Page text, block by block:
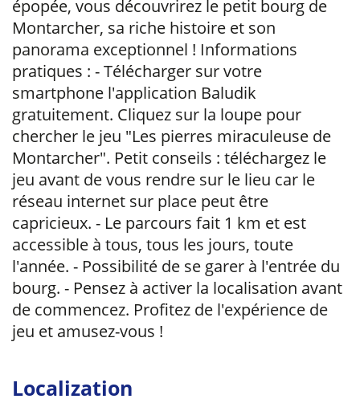
épopée, vous découvrirez le petit bourg de
Montarcher, sa riche histoire et son
panorama exceptionnel ! Informations
pratiques : - Télécharger sur votre
smartphone l'application Baludik
gratuitement. Cliquez sur la loupe pour
chercher le jeu "Les pierres miraculeuse de
Montarcher". Petit conseils : téléchargez le
jeu avant de vous rendre sur le lieu car le
réseau internet sur place peut être
capricieux. - Le parcours fait 1 km et est
accessible à tous, tous les jours, toute
l'année. - Possibilité de se garer à l'entrée du
bourg. - Pensez à activer la localisation avant
de commencez. Profitez de l'expérience de
jeu et amusez-vous !
Localization